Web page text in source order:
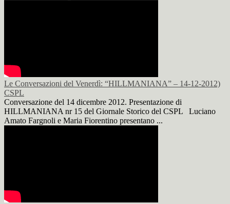
Le Conversazioni del Venerdì: “HILLMANIANA” – 14-12-2012)
CSPL
Conversazione del 14 dicembre 2012. Presentazione di
HILLMANIANA nr 15 del Giornale Storico del CSPL Luciano
Amato Fargnoli e Maria Fiorentino presentano ...